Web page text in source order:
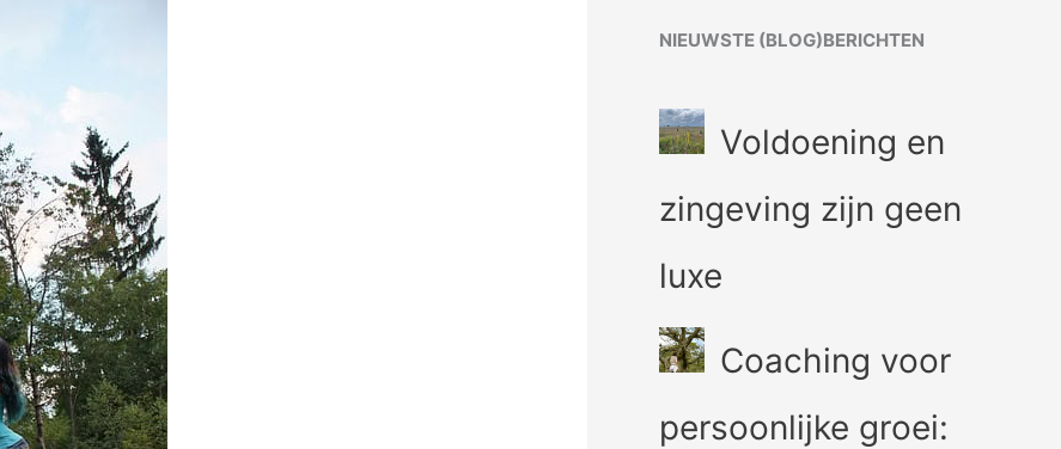
NIEUWSTE (BLOG)BERICHTEN
Voldoening en
zingeving zijn geen
luxe
Coaching voor
persoonlijke groei: